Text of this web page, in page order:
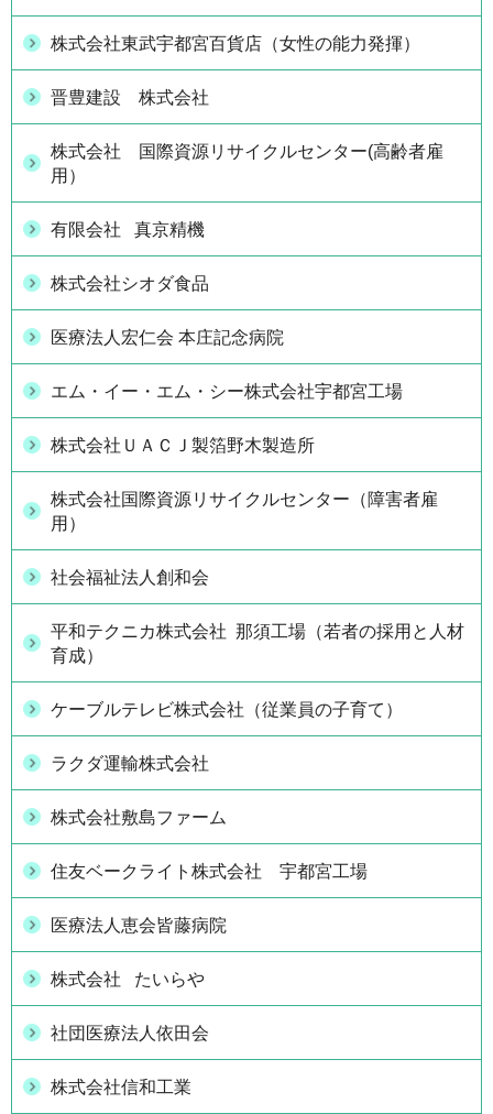
株式会社東武宇都宮百貨店（女性の能力発揮）
晋豊建設 株式会社
株式会社 国際資源リサイクルセンター(高齢者雇
用）
有限会社 真京精機
株式会社シオダ食品
医療法人宏仁会 本庄記念病院
エム・イー・エム・シー株式会社宇都宮工場
株式会社ＵＡＣＪ製箔野木製造所
株式会社国際資源リサイクルセンター（障害者雇
用）
社会福祉法人創和会
平和テクニカ株式会社 那須工場（若者の採用と人材
育成）
ケーブルテレビ株式会社（従業員の子育て）
ラクダ運輸株式会社
株式会社敷島ファーム
住友ベークライト株式会社 宇都宮工場
医療法人恵会皆藤病院
株式会社 たいらや
社団医療法人依田会
株式会社信和工業